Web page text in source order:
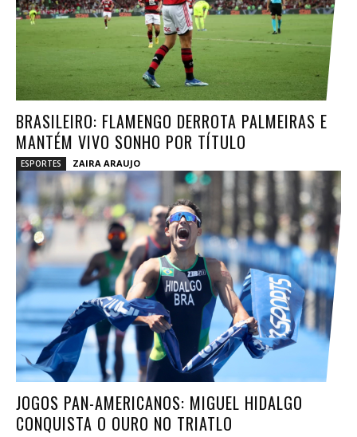
BRASILEIRO: FLAMENGO DERROTA PALMEIRAS E
MANTÉM VIVO SONHO POR TÍTULO
ESPORTES ZAIRA ARAUJO
JOGOS PAN-AMERICANOS: MIGUEL HIDALGO
CONQUISTA O OURO NO TRIATLO